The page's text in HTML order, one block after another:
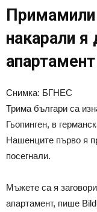
Примамили
накарали я
апартамент
Снимка: БГНЕС
Трима българи са
Гьопинген, в
Нашенците първо я
посегнали.
Мъжете са я
апартамент, пише